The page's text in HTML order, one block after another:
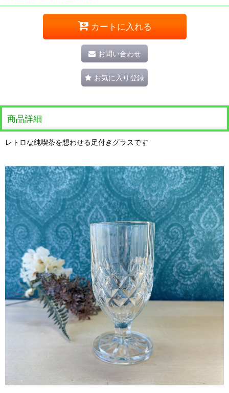
カートに入れる
お問い合わせ
お気に入り登録
商品詳細
レトロな純喫茶を想わせる足付きグラスです